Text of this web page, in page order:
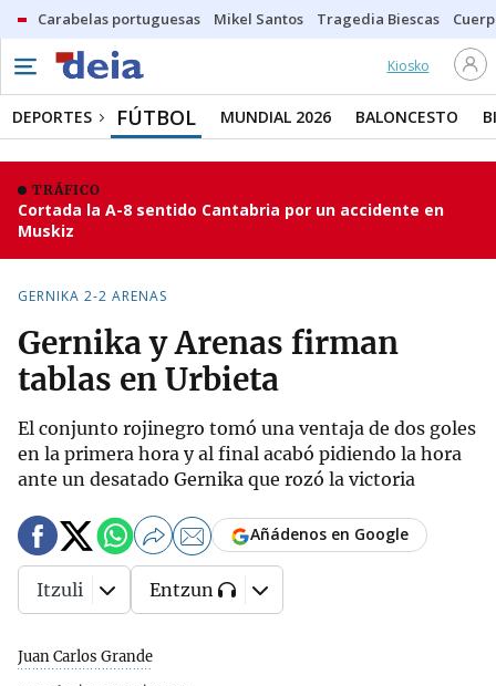
Carabelas portuguesas Mikel Santos Tragedia Biescas
Kiosko
DEPORTES FÚTBOL MUNDIAL 2026 BALONCESTO
TRÁFICO
Cortada la A-8 sentido Cantabria por un accidente en
Muskiz
GERNIKA 2-2 ARENAS
Gernika y Arenas firman
tablas en Urbieta
El conjunto rojinegro tomó una ventaja de dos goles
en la primera hora y al final acabó pidiendo la hora
ante un desatado Gernika que rozó la victoria
Juan Carlos Grande
Añádenos en Google
Itzuli Entzun